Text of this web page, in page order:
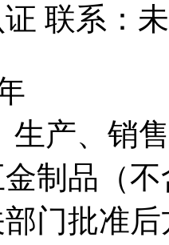
联系：
生产、销
制品（
部门批准